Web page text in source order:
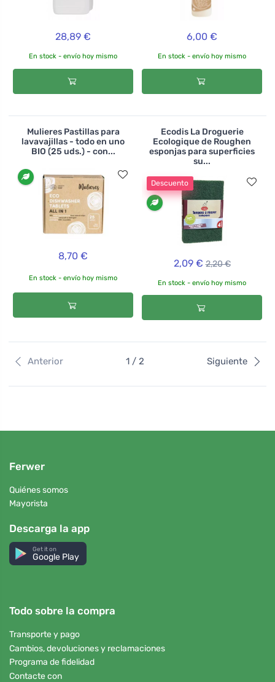
28,89 €
En stock - envío hoy mismo
6,00 €
En stock - envío hoy mismo
Mulieres Pastillas para
lavavajillas - todo en uno
BIO (25 uds.) - con...
8,70 €
En stock - envío hoy mismo
Ecodis La Droguerie
Ecologique de Roughen
esponjas para superficies
su...
Descuento
2,09 € 2,20 €
En stock - envío hoy mismo
Anterior 1 / 2 Siguiente
Ferwer
Quiénes somos
Mayorista
Descarga la app
Get it on
Google Play
Todo sobre la compra
Transporte y pago
Cambios, devoluciones y reclamaciones
Programa de fidelidad
Contacte con